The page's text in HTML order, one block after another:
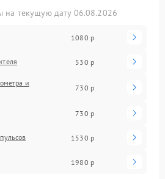
на текущую дату 06.08.2026
1080 р
530 р
и
730 р
730 р
1530 р
1980 р